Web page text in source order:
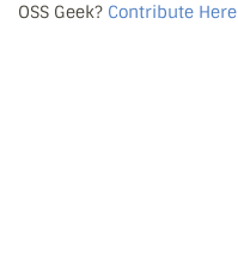
OSS Geek? Contribute Here